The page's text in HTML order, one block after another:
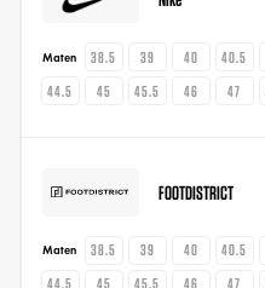
Maten 38.5 39 40 40.5
44.5
45 45.5 46 47
FOOTDISTRICT
Maten 38.5 39 40 40.5
44.5
45 45.5 46 47